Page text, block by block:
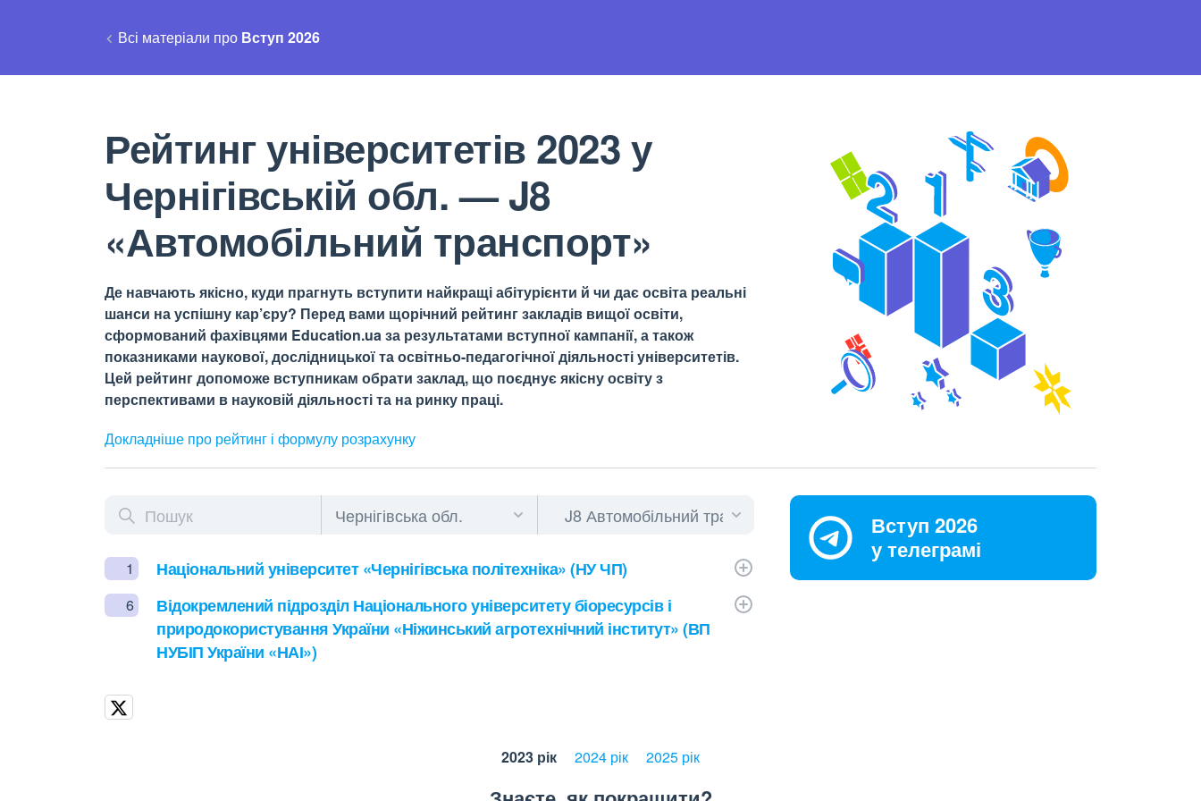
Всі матеріали про Вступ 2026
Рейтинг університетів 2023 у
Чернігівській обл. — J8
«Автомобільний транспорт»
Де навчають якісно, куди прагнуть вступити найкращі абітурієнти й чи дає освіта реальні
шанси на успішну кар’єру? Перед вами щорічний рейтинг закладів вищої освіти,
сформований фахівцями Education.ua за результатами вступної кампанії, а також
показниками наукової, дослідницької та освітньо-педагогічної діяльності університетів.
Цей рейтинг допоможе вступникам обрати заклад, що поєднує якісну освіту з
перспективами в науковій діяльності та на ринку праці.
Докладніше про рейтинг і формулу розрахунку
1 Національний університет «Чернігівська політехніка» (НУ ЧП)
6
Відокремлений підрозділ Національного університету біоресурсів і
природокористування України «Ніжинський агротехнічний інститут» (ВП
НУБІП України «НАІ»)
Вступ 2026
у телеграмі
2023 рік 2024 рік 2025 рік